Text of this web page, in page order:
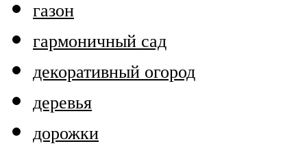
газон
гармоничный сад
декоративный огород
деревья
дорожки